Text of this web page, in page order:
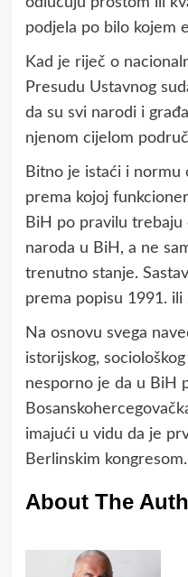
podjela po bilo kojem
Kad je riječ o
Presudu Ustavnog
da su svi narodi i
njenom cijelom
Bitno je istaći i normu
prema kojoj
BiH po pravilu trebaju
naroda u BiH, a ne
trenutno stanje.
prema popisu 1991. ili
Na osnovu svega
istorijskog,
nesporno je da u BiH
imajući u vidu da je
Berlinskim kongresom.
About The